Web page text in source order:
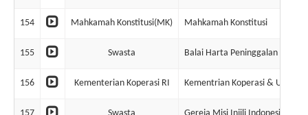
154 Mahkamah Konstitusi(MK) Mahkamah Konstitusi
155 Swasta Balai Harta Peninggalan
156 Kementerian Koperasi RI Kementrian Koperasi & UKM